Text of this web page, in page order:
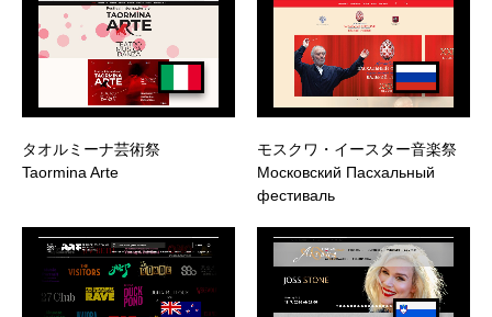
タオルミーナ芸術祭
Taormina Arte
モスクワ・イースター音楽祭
Московский Пасхальный
фестиваль